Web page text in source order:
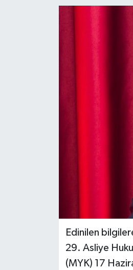
Edinilen
29. Asliye
(MYK) 17